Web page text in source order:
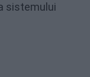
sistemului